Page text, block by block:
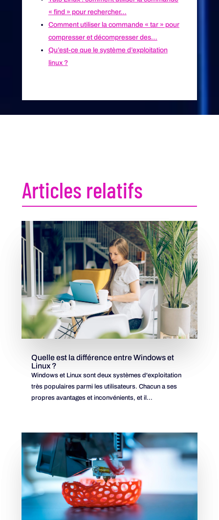
« find » pour rechercher…
Comment utiliser la commande « tar » pour
compresser et décompresser des…
Qu’est-ce que le système d’exploitation
linux ?
Articles relatifs
Quelle est la différence entre Windows et
Linux ?
Windows et Linux sont deux systèmes d'exploitation
très populaires parmi les utilisateurs. Chacun a ses
propres avantages et inconvénients, et il...